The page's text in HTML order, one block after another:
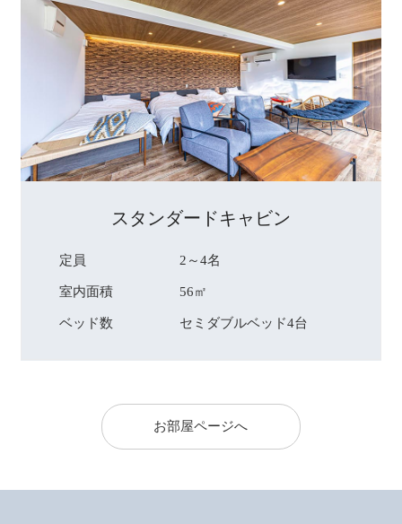
スタンダードキャビン
定員 2～4名
室内面積 56㎡
ベッド数 セミダブルベッド4台
お部屋ページへ